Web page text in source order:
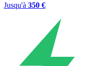
Jusqu'à 350 €